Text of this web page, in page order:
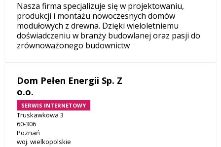
Nasza firma specjalizuje się w projektowaniu,
produkcji i montażu nowoczesnych domów
modułowych z drewna. Dzięki wieloletniemu
doświadczeniu w branży budowlanej oraz pasji do
zrównoważonego budownictw
Dom Pełen Energii Sp. Z
o.o.
SERWIS INTERNETOWY
Truskawkowa 3
60-306
Poznań
woj. wielkopolskie